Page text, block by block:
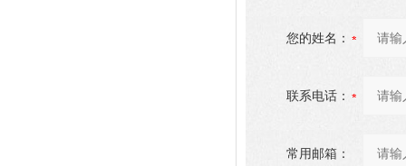
您的姓名：
联系电话：
常用邮箱：